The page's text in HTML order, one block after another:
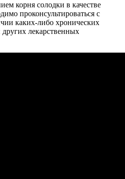
корня солодки в качестве
проконсультироваться с
каких-либо хронических
лекарственных